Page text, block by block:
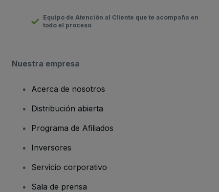
Equipo de Atención al Cliente que te acompaña en
todo el proceso
Nuestra empresa
Acerca de nosotros
Distribución abierta
Programa de Afiliados
Inversores
Servicio corporativo
Sala de prensa